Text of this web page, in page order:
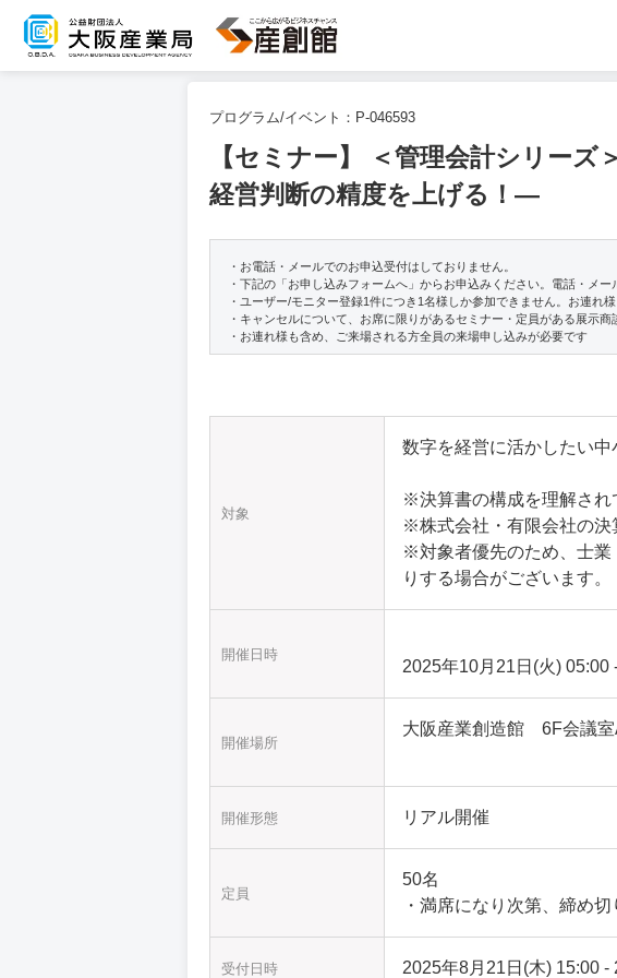
プログラム/イベント： P-046593
【セミナー】 ＜管理会計シリー
経営判断の精度を上げる！―
・お電話・メールでのお申込受付はしておりません。
・下記の「お申し込みフォームへ」からお申込みください。電話・メー
・ユーザー/モニター登録1件につき1名様しか参加できません。お連れ
・キャンセルについて、お席に限りがあるセミナー・定員がある展示
・お連れ様も含め、ご来場される方全員の来場申し込みが必要です
対象
数字を経営に活かしたい
※決算書の構成を理解され
※株式会社・有限会社の決
※対象者優先のため、士業
りする場合がございます。
開催日時
2025年10月21日(火) 05:00
開催場所
大阪産業創造館 6F会議室
開催形態 リアル開催
定員
50名
・満席になり次第、締め切
受付日時 2025年8月21日(木) 15:00 -